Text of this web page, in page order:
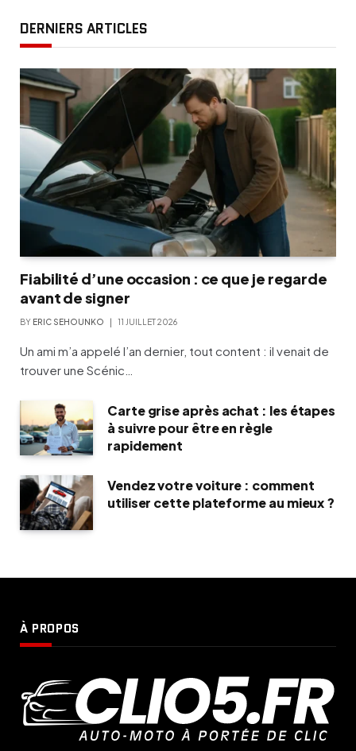
DERNIERS ARTICLES
Fiabilité d’une occasion : ce que je regarde
avant de signer
BY ERIC SEHOUNKO 11 JUILLET 2026
Un ami m’a appelé l’an dernier, tout content : il venait de
trouver une Scénic…
Carte grise après achat : les étapes
à suivre pour être en règle
rapidement
Vendez votre voiture : comment
utiliser cette plateforme au mieux ?
À PROPOS